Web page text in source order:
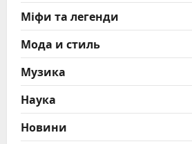
Міфи та легенди
Мода и стиль
Музика
Наука
Новини